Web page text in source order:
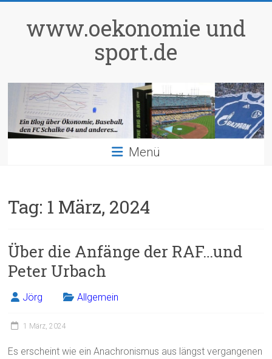
springenwww.oekonomie und
sport.de
Menü
Tag: 1 März, 2024
Über die Anfänge der RAF…und
Peter Urbach
Jörg Allgemein
1 März, 2024
Es erscheint wie ein Anachronismus aus längst vergangenen